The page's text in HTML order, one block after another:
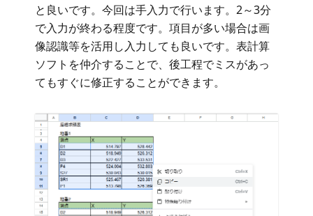
と良いです。今回は手入力で行います。2～3分
で入力が終わる程度です。項目が多い場合は画
像認識等を活用し入力しても良いです。表計算
ソフトを仲介することで、後工程でミスがあっ
てもすぐに修正することができます。